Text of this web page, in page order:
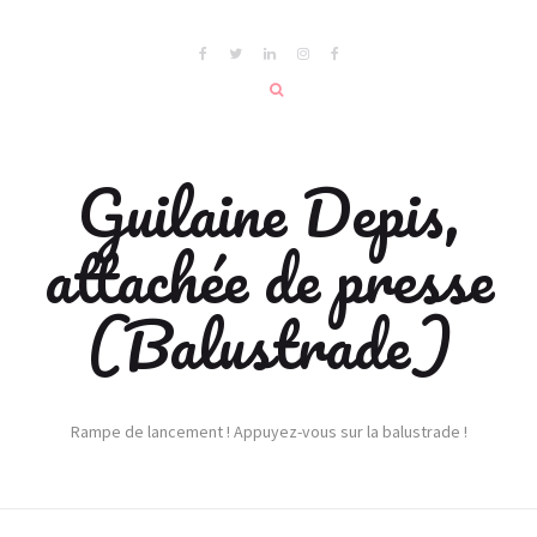
Guilaine Depis,
attachée de presse
(Balustrade)
Rampe de lancement ! Appuyez-vous sur la balustrade !